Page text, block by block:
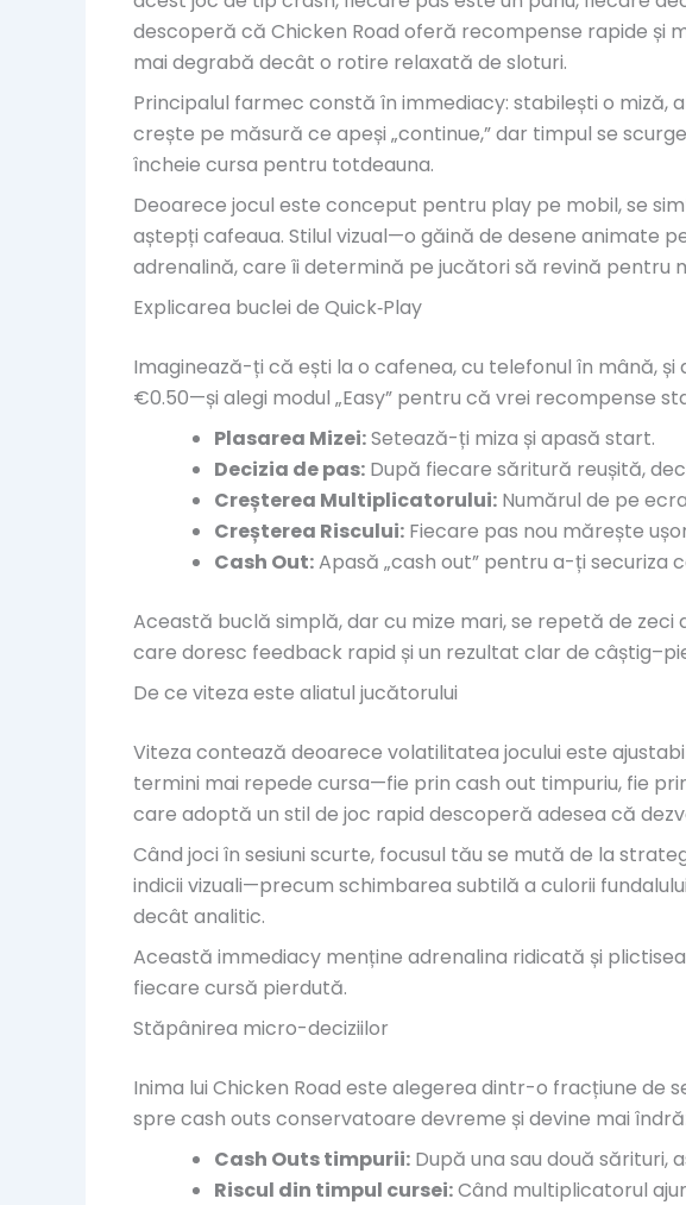
descoperă că Chicken Road oferă recompense rapide
mai degrabă decât o rotire relaxată de sloturi.
Principalul farmec constă în immediacy: stabilești o miză,
crește pe măsură ce apeși „continue,” dar timpul se
încheie cursa pentru totdeauna.
Deoarece jocul este conceput pentru play pe mobil, se
aștepți cafeaua. Stilul vizual—o găină de desene animate
adrenalină, care îi determină pe jucători să revină pentru
Explicarea buclei de Quick‑Play
Imaginează-ți că ești la o cafenea, cu telefonul în mână,
€0.50—și alegi modul „Easy” pentru că vrei recompense
Plasarea Mizei:Setează-ți miza și apasă start.
Decizia de pas: După fiecare săritură reușită,
Creșterea Multiplicatorului: Numărul de pe
Creșterea Riscului: Fiecare pas nou mărește
Cash Out:Apasă „cash out” pentru a-ți securiza
Această buclă simplă, dar cu mize mari, se repetă de
care doresc feedback rapid și un rezultat clar de
De ce viteza este aliatul jucătorului
Viteza contează deoarece volatilitatea jocului este
termini mai repede cursa—fie prin cash out timpuriu, fie
care adoptă un stil de joc rapid descoperă adesea că
Când joci în sesiuni scurte, focusul tău se mută de la
indicii vizuali—precum schimbarea subtilă a culorii
decât analitic.
Această immediacy menține adrenalina ridicată și
fiecare cursă pierdută.
Stăpânirea micro-deciziilor
Inima lui Chicken Road este alegerea dintr-o fracțiune de
spre cash outs conservatoare devreme și devine mai
Cash Outs timpurii: După una sau două sărituri,
Riscul din timpul cursei:Când multiplicatorul